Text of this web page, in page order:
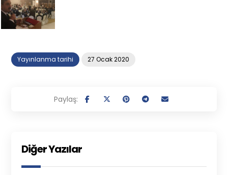
Yayınlanma tarihi 27 Ocak 2020
Diğer Yazılar